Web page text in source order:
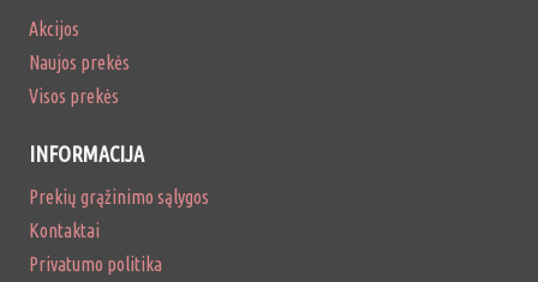
Akcijos
Naujos prekės
Visos prekės
INFORMACIJA
Prekių grąžinimo sąlygos
Kontaktai
Privatumo politika